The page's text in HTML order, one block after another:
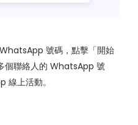
號碼，點擊「開始
個聯絡人的 WhatsApp 號
線上活動。